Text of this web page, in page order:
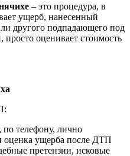
– это процедура, в
ущерб, нанесенный
другого подпадающего под
просто оценивает стоимость
по телефону, лично
оценка ущерба после ДТП
претензии, исковые